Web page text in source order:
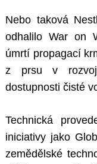
Nebo taková
odhalilo War on
úmrtí propagací
z prsu v
dostupnosti čisté
Technická
iniciativy jako
zemědělské